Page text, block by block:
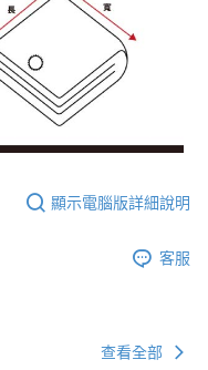
顯示電腦版詳細說明
客服
查看全部